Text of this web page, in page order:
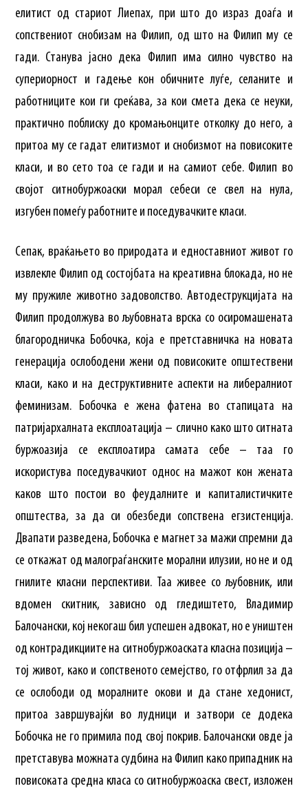
елитист од стариот Лиепах, при што до израз доаѓа и
сопствениот снобизам на Филип, од што на Филип му се
гади. Станува јасно дека Филип има силно чувство на
супериорност и гадење кон обичните луѓе, селаните и
работниците кои ги среќава, за кои смета дека се неуки,
практично поблиску до кромањонците отколку до него, а
притоа му се гадат елитизмот и снобизмот на повисоките
класи, и во сето тоа се гади и на самиот себе. Филип во
својот ситнобуржоаски морал себеси се свел на нула,
изгубен помеѓу работните и поседувачките класи.
Сепак, враќањето во природата и едноставниот живот го
извлекле Филип од состојбата на креативна блокада, но не
му пружиле животно задоволство. Автодеструкцијата на
Филип продолжува во љубовната врска со осиромашената
благородничка Бобочка, која е претставничка на новата
генерација ослободени жени од повисоките општествени
класи, како и на деструктивните аспекти на либералниот
феминизам. Бобочка е жена фатена во стапицата на
патријархалната експлоатација – слично како што ситната
буржоазија се експлоатира самата себе – таа го
искористува поседувачкиот однос на мажот кон жената
каков што постои во феудалните и капиталистичките
општества, за да си обезбеди сопствена егзистенција.
Двапати разведена, Бобочка е магнет за мажи спремни да
се откажат од малограѓанските морални илузии, но не и од
гнилите класни перспективи. Таа живее со љубовник, или
вдомен скитник, зависно од гледиштето, Владимир
Балочански, кој некогаш бил успешен адвокат, но е уништен
од контрадикциите на ситнобуржоаската класна позиција –
тој живот, како и сопственото семејство, го отфрлил за да
се ослободи од моралните окови и да стане хедонист,
притоа завршувајќи во лудници и затвори се додека
Бобочка не го примила под свој покрив. Балочански овде ја
претставува можната судбина на Филип како припадник на
повисоката средна класа со ситнобуржоаска свест, изложен